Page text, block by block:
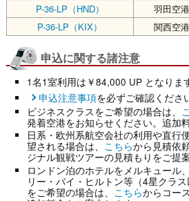
P-36-LP（HND）
羽田空港
P-36-LP（KIX）
関西空港
申込に関する諸注意
1名1室利用は￥84,000 UP となりま
申込注意事項を必ずご確認くださ
ビジネスクラスをご希望の場合は、
発着空港をお知らせください。追加
日系・欧州系航空会社の利用や直行
望される場合は、 こちらから見積依
ジナル観戦ツアーの見積もりをご提
ロンドン泊のホテルをメルキュール
リー・バイ・ヒルトン等（4星クラ
をご希望の場合は、 こちらからコー